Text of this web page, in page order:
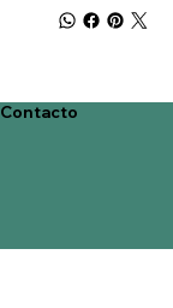
Contacto